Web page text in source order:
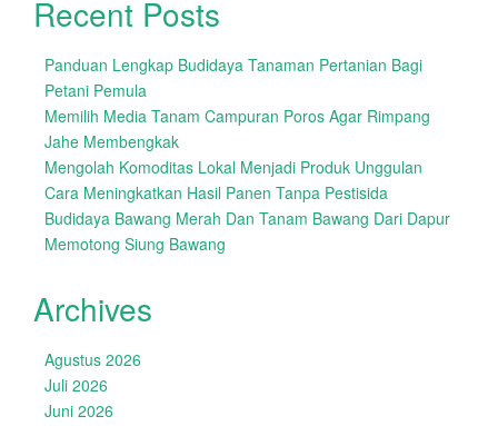
Recent Posts
Panduan Lengkap Budidaya Tanaman Pertanian Bagi
Petani Pemula
Memilih Media Tanam Campuran Poros Agar Rimpang
Jahe Membengkak
Mengolah Komoditas Lokal Menjadi Produk Unggulan
Cara Meningkatkan Hasil Panen Tanpa Pestisida
Budidaya Bawang Merah Dan Tanam Bawang Dari Dapur
Memotong Siung Bawang
Archives
Agustus 2026
Juli 2026
Juni 2026